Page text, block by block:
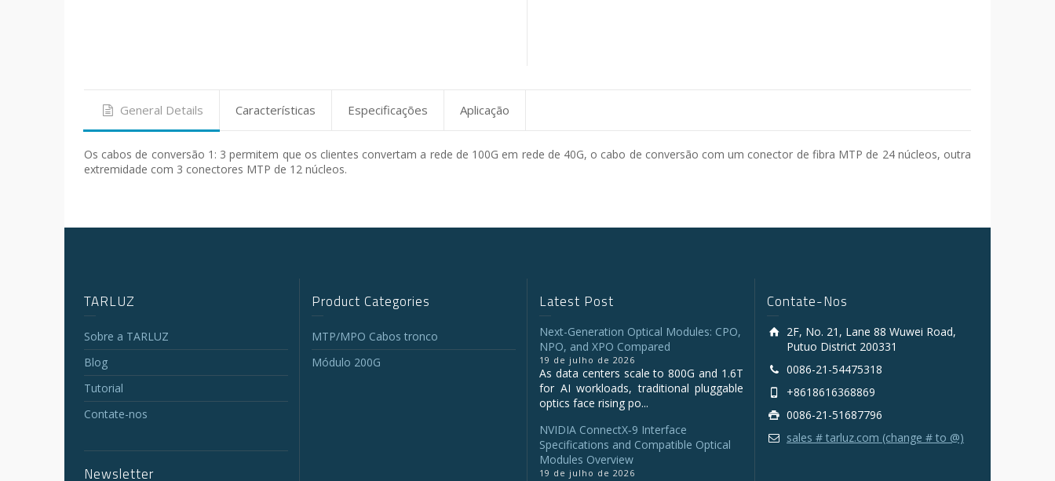
General Details Características Especificações Aplicação
Os cabos de conversão 1: 3 permitem que os clientes convertam a rede de 100G em rede de 40G, o cabo de conversão com um conector de fibra MTP de 24 núcleos, outra
extremidade com 3 conectores MTP de 12 núcleos.
TARLUZ
Sobre a TARLUZ
Blog
Tutorial
Contate-nos
Newsletter
Product Categories
MTP/MPO Cabos tronco
Módulo 200G
Latest Post
Next-Generation Optical Modules: CPO,
NPO, and XPO Compared
19 de julho de 2026
As data centers scale to 800G and 1.6T
for AI workloads, traditional pluggable
optics face rising po...
NVIDIA ConnectX‑9 Interface
Specifications and Compatible Optical
Modules Overview
19 de julho de 2026
Contate-Nos
2F, No. 21, Lane 88 Wuwei Road,
Putuo District 200331
0086-21-54475318
+8618616368869
0086-21-51687796
sales # tarluz.com (change # to @)